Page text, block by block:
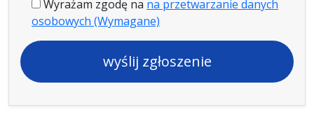
Wyrażam zgodę na na przetwarzanie danych
osobowych (Wymagane)